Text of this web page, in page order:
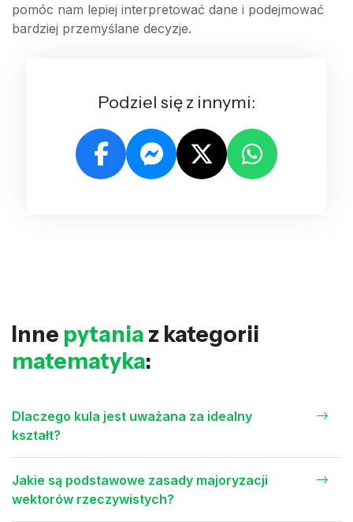
pomóc nam lepiej interpretować dane i podejmować
bardziej przemyślane decyzje.
Podziel się z innymi:
Inne pytania z kategorii
matematyka:
Dlaczego kula jest uważana za idealny
kształt?
Jakie są podstawowe zasady majoryzacji
wektorów rzeczywistych?